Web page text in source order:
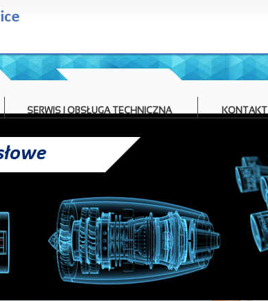
SERWIS I OBSŁUGA TECHNICZNA KONTAKT